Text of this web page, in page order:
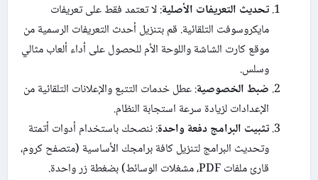
تحديث التعريفات الأصلية: لا تعتمد فقط على تعريفات
مايكروسوفت التلقائية. قم بتنزيل أحدث التعريفات الرسمية من
موقع كارت الشاشة واللوحة الأم للحصول على أداء ألعاب مثالي
وسلس.
ضبط الخصوصية: عطل خدمات التتبع والإعلانات التلقائية من
الإعدادات لزيادة سرعة استجابة النظام.
تثبيت البرامج دفعة واحدة: ننصحك باستخدام أدوات أتمتة
وتحديث البرامج لتنزيل كافة برامجك الأساسية (متصفح كروم،
قارئ ملفات PDF، مشغلات الوسائط) بضغطة زر واحدة.